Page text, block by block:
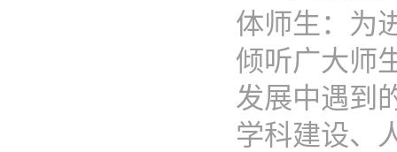
体师生：为
倾听广大师
发展中遇到
学科建设、